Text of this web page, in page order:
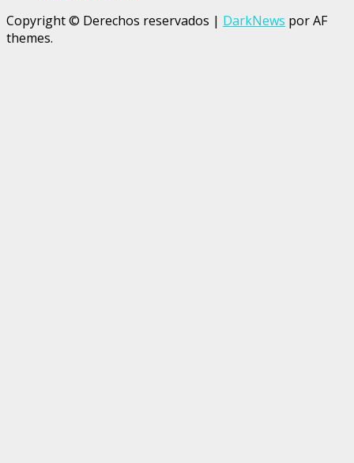
Copyright © Derechos reservados | DarkNews por AF
themes.